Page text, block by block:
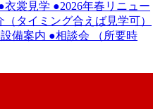
衣裳見学 ●2026年春リニュー
タイミング合えば見学可）
備案内 ●相談会 （所要時